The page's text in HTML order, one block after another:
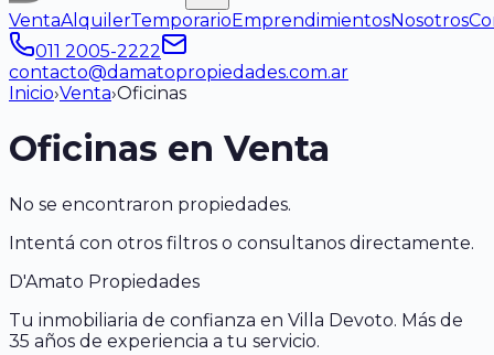
VentaAlquilerTemporarioEmprendimientosNosotros
011 2005-2222
contacto@damatopropiedades.com.ar
Inicio›Venta›Oficinas
Oficinas en Venta
No se encontraron propiedades.
Intentá con otros filtros o consultanos directamente.
D'Amato Propiedades
Tu inmobiliaria de confianza en Villa Devoto. Más de
35 años de experiencia a tu servicio.